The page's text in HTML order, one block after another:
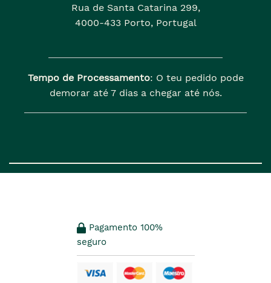
Rua de Santa Catarina 299,
4000-433 Porto, Portugal
Tempo de Processamento: O teu pedido pode
demorar até 7 dias a chegar até nós.
Pagamento 100%
seguro